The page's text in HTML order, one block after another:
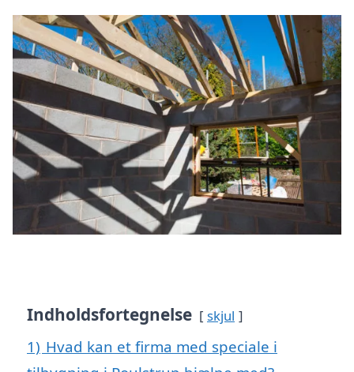
Indholdsfortegnelse skjul
1) Hvad kan et firma med speciale i